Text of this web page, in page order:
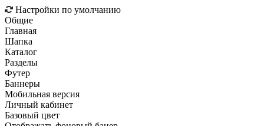
Настройки по умолчанию
Общие
Главная
Шапка
Каталог
Разделы
Футер
Баннеры
Мобильная версия
Личный кабинет
Базовый цвет